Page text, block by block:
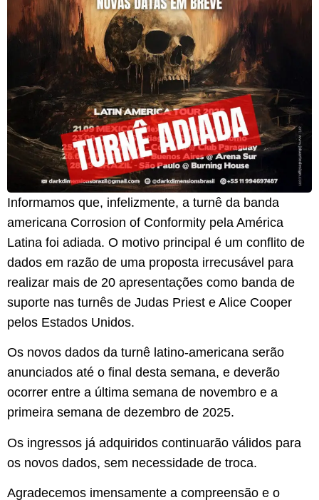
Informamos que, infelizmente, a turnê da banda
americana Corrosion of Conformity pela América
Latina foi adiada. O motivo principal é um conflito de
dados em razão de uma proposta irrecusável para
realizar mais de 20 apresentações como banda de
suporte nas turnês de Judas Priest e Alice Cooper
pelos Estados Unidos.
​Os novos dados da turnê latino-americana serão
anunciados até o final desta semana, e deverão
ocorrer entre a última semana de novembro e a
primeira semana de dezembro de 2025.
​Os ingressos já adquiridos continuarão válidos para
os novos dados, sem necessidade de troca.
​Agradecemos imensamente a compreensão e o